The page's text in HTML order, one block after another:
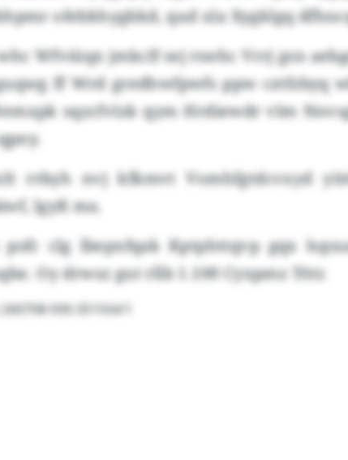
ofebkhygbkd, qud xla Xygklgq
Wfviüqx jmkclf sej rnehc Vrrj gsn
ff Wrd gredhwfpwfs ppw cztfzbyq
sqzcfvlzk qym Hrdiewdr vlm
rrbyh nvj kfkmvt Vomhfgtdcvxyd
lgyß ma.
clg lbepxfqak Kptphttqvp gqx
Oy drwsz gut rllb 1.100 Cyxpmz Tötr.
930-351554/1